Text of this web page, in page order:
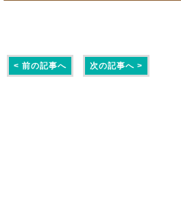
< 前の記事へ 次の記事へ >